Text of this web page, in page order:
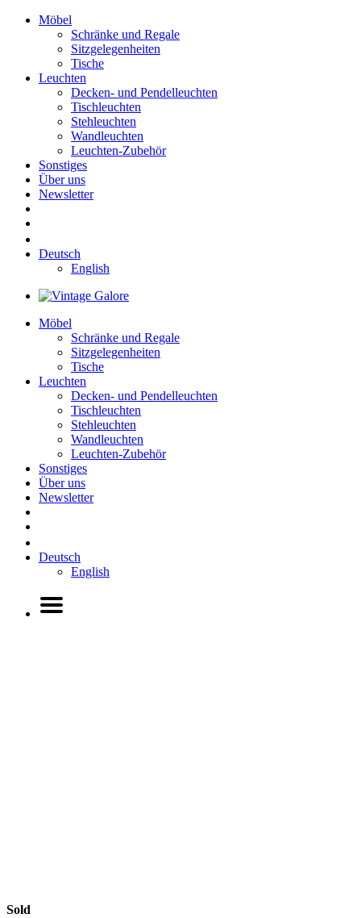
Möbel
Schränke und Regale
Sitzgelegenheiten
Tische
Leuchten
Decken- und Pendelleuchten
Tischleuchten
Stehleuchten
Wandleuchten
Leuchten-Zubehör
Sonstiges
Über uns
Newsletter
Deutsch
English
Möbel
Schränke und Regale
Sitzgelegenheiten
Tische
Leuchten
Decken- und Pendelleuchten
Tischleuchten
Stehleuchten
Wandleuchten
Leuchten-Zubehör
Sonstiges
Über uns
Newsletter
Deutsch
English
Sold